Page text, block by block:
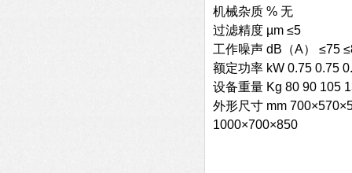
机械杂质 % 无
过滤精度 µm ≤5
工作噪声 dB（A） ≤75
额定功率 kW 0.75 0.75
设备重量 Kg 80 90 105
外形尺寸 mm
1000×700×850